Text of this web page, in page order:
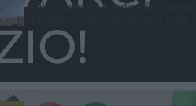
Auto di persona con disabilità